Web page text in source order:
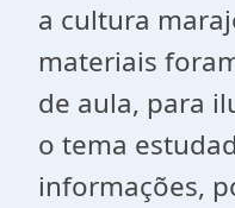
a cultura
materiais
de aula, para
o tema
informações,